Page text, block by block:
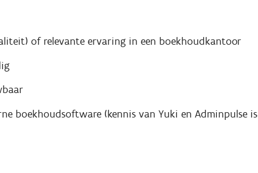
of relevante ervaring in een boekhoudkantoor
boekhoudsoftware (kennis van Yuki en Adminpulse is